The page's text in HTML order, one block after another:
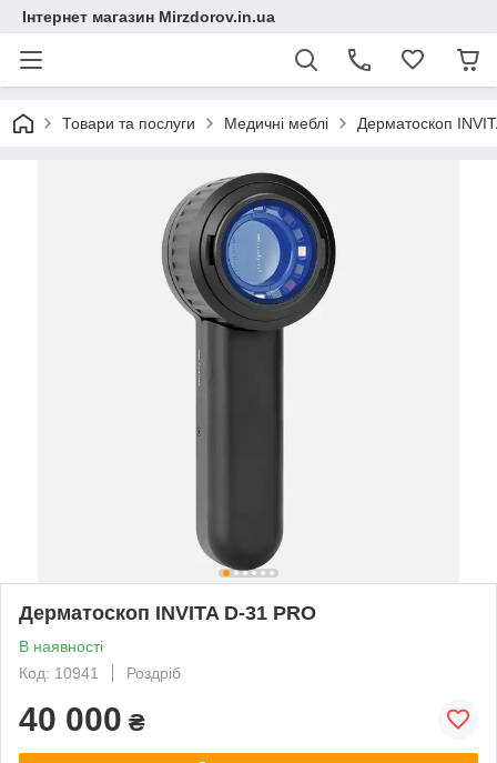
Інтернет магазин Mirzdorov.in.ua
Товари та послуги Медичні меблі Дерматоскоп
Дерматоскоп INVITA D-31 PRO
В наявності
Код: 10941
Роздріб
40 000 ₴